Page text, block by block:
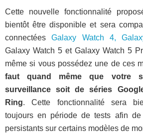
Cette nouvelle fonctionnalité
bientôt être disponible et sera
connectéesGalaxy Watch 4,
Galaxy Watch 5 et Galaxy Watch 5
même si vous possédez une de ces
faut quand même que votre
surveillance soit de séries
Ring. Cette fonctionnalité sera
toujours en période de tests afin
persistants sur certains modèles de